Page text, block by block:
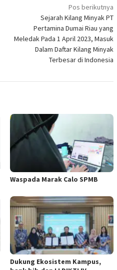
Pos berikutnya
Sejarah Kilang Minyak PT
Pertamina Dumai Riau yang
Meledak Pada 1 April 2023, Masuk
Dalam Daftar Kilang Minyak
Terbesar di Indonesia
Waspada Marak Calo SPMB
Dukung Ekosistem Kampus,